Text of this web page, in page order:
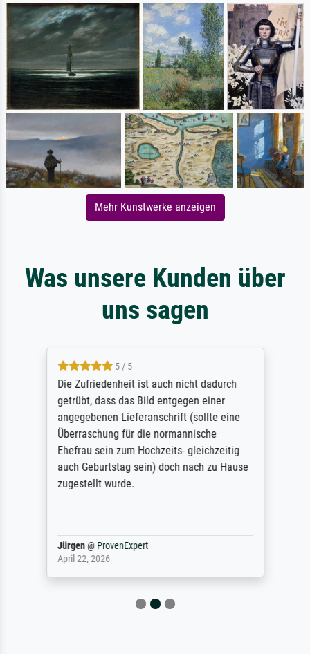
Mehr Kunstwerke anzeigen
Was unsere Kunden über
uns sagen
5 / 5
Die Zufriedenheit ist auch nicht dadurch
getrübt, dass das Bild entgegen einer
angegebenen Lieferanschrift (sollte eine
Überraschung für die normannische
Ehefrau sein zum Hochzeits- gleichzeitig
auch Geburtstag sein) doch nach zu Hause
zugestellt wurde.
Jürgen@ ProvenExpert
April 22, 2026